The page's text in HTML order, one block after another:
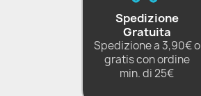
Spedizione
Gratuita
Spedizione a 3,90€ o
gratis con ordine
min. di 25€